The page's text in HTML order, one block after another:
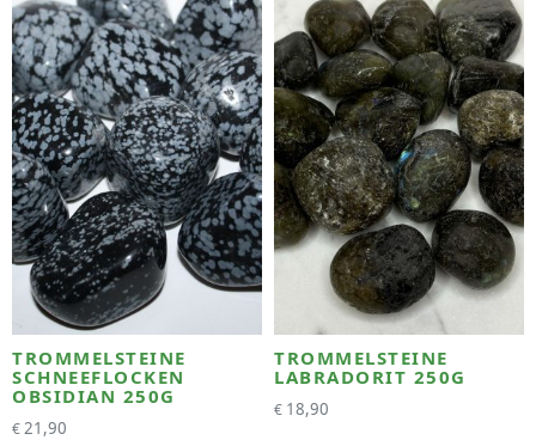
TROMMELSTEINE
SCHNEEFLOCKEN
OBSIDIAN 250G
€21,90
TROMMELSTEINE
LABRADORIT 250G
€ 18,90